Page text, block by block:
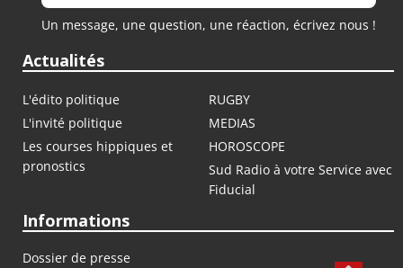
Un message, une question, une réaction, écrivez nous !
Actualités
L'édito politique
RUGBY
L'invité politique
MEDIAS
Les courses hippiques et
pronostics
HOROSCOPE
Sud Radio à votre Service avec
Fiducial
Informations
Dossier de presse